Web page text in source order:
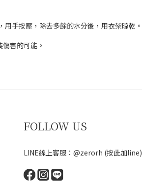
手按壓，除去多餘的水分後，用衣架晾乾。
害的可能。
FOLLOW US
LINE線上客服：@zerorh (按此加line)